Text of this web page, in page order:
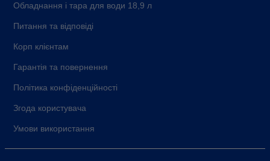
Обладнання і тара для води 18,9 л
Питання та відповіді
Корп клієнтам
Гарантія та повернення
Політика конфіденційності
Згода користувача
Умови використання